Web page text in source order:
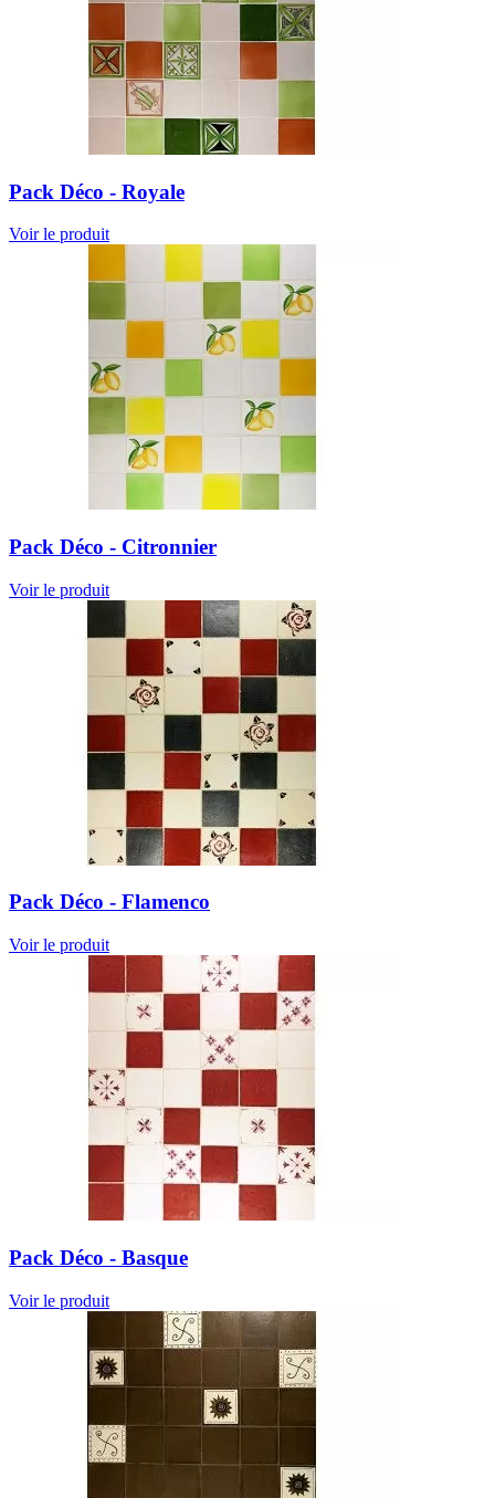
Pack Déco - Royale
Voir le produit
Pack Déco - Citronnier
Voir le produit
Pack Déco - Flamenco
Voir le produit
Pack Déco - Basque
Voir le produit